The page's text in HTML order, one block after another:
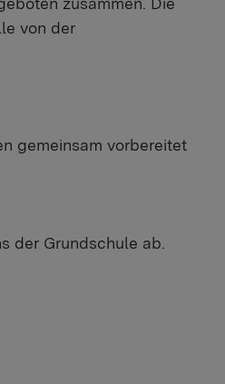
von der
gemeinsam vorbereitet
der Grundschule ab.